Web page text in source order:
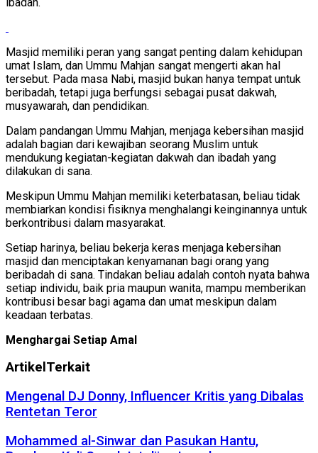
Masjid memiliki peran yang sangat penting dalam kehidupan
umat Islam, dan Ummu Mahjan sangat mengerti akan hal
tersebut. Pada masa Nabi, masjid bukan hanya tempat untuk
beribadah, tetapi juga berfungsi sebagai pusat dakwah,
musyawarah, dan pendidikan.
Dalam pandangan Ummu Mahjan, menjaga kebersihan masjid
adalah bagian dari kewajiban seorang Muslim untuk
mendukung kegiatan-kegiatan dakwah dan ibadah yang
dilakukan di sana.
Meskipun Ummu Mahjan memiliki keterbatasan, beliau tidak
membiarkan kondisi fisiknya menghalangi keinginannya untuk
berkontribusi dalam masyarakat.
Setiap harinya, beliau bekerja keras menjaga kebersihan
masjid dan menciptakan kenyamanan bagi orang yang
beribadah di sana. Tindakan beliau adalah contoh nyata bahwa
setiap individu, baik pria maupun wanita, mampu memberikan
kontribusi besar bagi agama dan umat meskipun dalam
keadaan terbatas.
Menghargai Setiap Amal
Artikel Terkait
Mengenal DJ Donny, Influencer Kritis yang Dibalas
Rentetan Teror
Mohammed al-Sinwar dan Pasukan Hantu,